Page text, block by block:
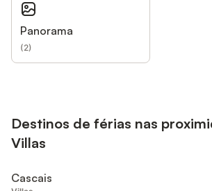
Panorama
(2)
Destinos de férias nas
Villas
Cascais